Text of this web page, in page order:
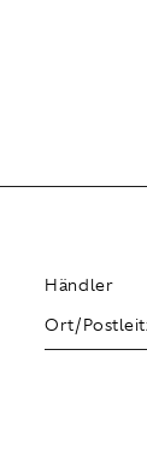
Händler